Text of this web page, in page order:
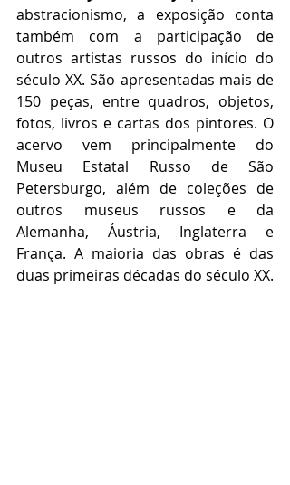
abstracionismo, a exposição conta
também com a participação de
outros artistas russos do início do
século XX. São apresentadas mais de
150 peças, entre quadros, objetos,
fotos, livros e cartas dos pintores. O
acervo vem principalmente do
Museu Estatal Russo de São
Petersburgo, além de coleções de
outros museus russos e da
Alemanha, Áustria, Inglaterra e
França. A maioria das obras é das
duas primeiras décadas do século XX.